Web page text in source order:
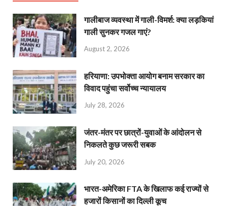
गालीबाज व्‍यवस्‍था में गाली-विमर्श: क्या लड़कियां
गाली सुनकर गजल गाएं?
August 2, 2026
हरियाणा: उपभोक्ता आयोग बनाम सरकार का
विवाद पहुंचा सर्वोच्च न्यायालय
July 28, 2026
जंतर-मंतर पर छात्रों-युवाओं के आंदोलन से
निकलते कुछ जरूरी सबक
July 20, 2026
भारत-अमेरिका FTA के खिलाफ कई राज्यों से
हजारों किसानों का दिल्ली कूच